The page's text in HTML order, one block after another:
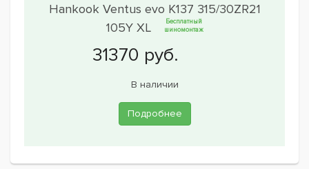
Hankook Ventus evo K137 315/30ZR21
105Y XL
Бесплатный
шиномонтаж
В наличии
Подробнее